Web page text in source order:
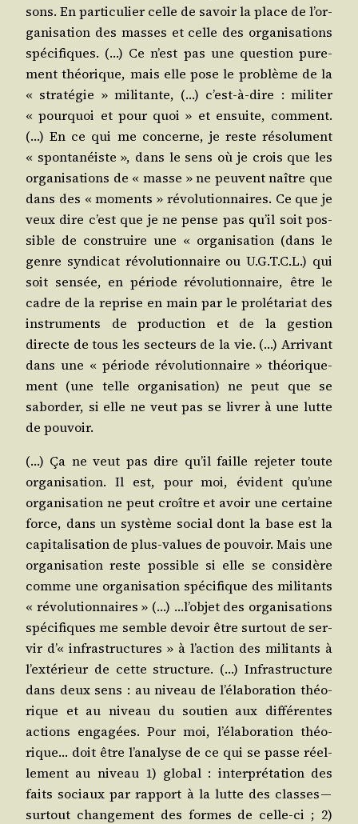
sons. En par­ti­cu­lier celle de savoir la place de l’or­
ga­ni­sa­tion des masses et celle des orga­ni­sa­tions
spé­ci­fiques. (…) Ce n’est pas une ques­tion pure­
ment théo­rique, mais elle pose le pro­blème de la
« stra­té­gie » mili­tante, (…) c’est-à-dire : mili­ter
« pour­quoi et pour quoi » et ensuite, com­ment.
(…) En ce qui me concerne, je reste réso­lu­ment
« spon­ta­néiste », dans le sens où je crois que les
orga­ni­sa­tions de « masse » ne peuvent naître que
dans des « moments » révo­lu­tion­naires. Ce que je
veux dire c’est que je ne pense pas qu’il soit pos­
sible de construire une « orga­ni­sa­tion (dans le
genre syn­di­cat révo­lu­tion­naire ou U.G.T.C.L.) qui
soit sen­sée, en période révo­lu­tion­naire, être le
cadre de la reprise en main par le pro­lé­ta­riat des
ins­tru­ments de pro­duc­tion et de la ges­tion
directe de tous les sec­teurs de la vie. (…) Arri­vant
dans une « période révo­lu­tion­naire » théo­ri­que­
ment (une telle orga­ni­sa­tion) ne peut que se
sabor­der, si elle ne veut pas se livrer à une lutte
de pouvoir.
(…) Ça ne veut pas dire qu’il faille reje­ter toute
orga­ni­sa­tion. Il est, pour moi, évident qu’une
orga­ni­sa­tion ne peut croître et avoir une cer­taine
force, dans un sys­tème social dont la base est la
capi­ta­li­sa­tion de plus-values de pou­voir. Mais une
orga­ni­sa­tion reste pos­sible si elle se consi­dère
comme une orga­ni­sa­tion spé­ci­fique des mili­tants
« révo­lu­tion­naires » (…) …l’ob­jet des orga­ni­sa­tions
spé­ci­fiques me semble devoir être sur­tout de ser­
vir d’« infra­struc­tures » à l’ac­tion des mili­tants à
l’ex­té­rieur de cette struc­ture. (…) Infra­struc­ture
dans deux sens : au niveau de l’é­la­bo­ra­tion théo­
rique et au niveau du sou­tien aux dif­fé­rentes
actions enga­gées. Pour moi, l’é­la­bo­ra­tion théo­
rique… doit être l’a­na­lyse de ce qui se passe réel­
le­ment au niveau 1) glo­bal : inter­pré­ta­tion des
faits sociaux par rap­port à la lutte des classes —
sur­tout chan­ge­ment des formes de celle-ci ; 2)